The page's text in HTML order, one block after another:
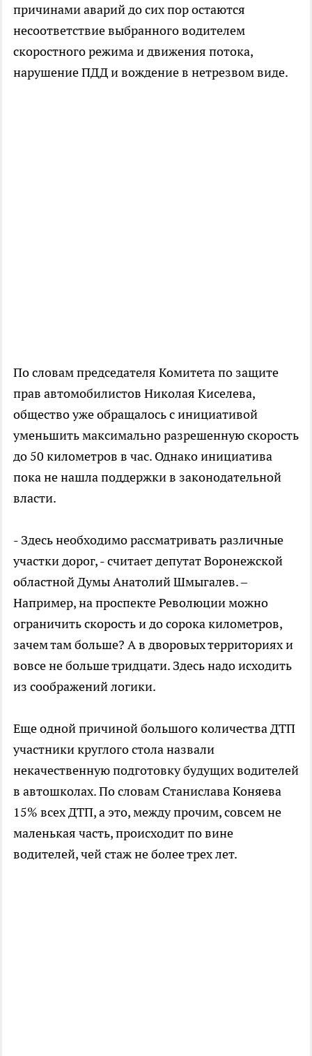
причинами аварий до сих пор остаются
несоответствие выбранного водителем
скоростного режима и движения потока,
нарушение ПДД и вождение в нетрезвом виде.
По словам председателя Комитета по защите
прав автомобилистов Николая Киселева,
общество уже обращалось с инициативой
уменьшить максимально разрешенную скорость
до 50 километров в час. Однако инициатива
пока не нашла поддержки в законодательной
власти.
- Здесь необходимо рассматривать различные
участки дорог, - считает депутат Воронежской
областной Думы Анатолий Шмыгалев. –
Например, на проспекте Революции можно
ограничить скорость и до сорока километров,
зачем там больше? А в дворовых территориях и
вовсе не больше тридцати. Здесь надо исходить
из соображений логики.
Еще одной причиной большого количества ДТП
участники круглого стола назвали
некачественную подготовку будущих водителей
в автошколах. По словам Станислава Коняева
15% всех ДТП, а это, между прочим, совсем не
маленькая часть, происходит по вине
водителей, чей стаж не более трех лет.